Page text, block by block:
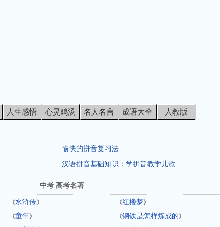
人生感悟 心灵鸡汤 名人名言 成语大全 人教版
愉快的拼音复习法
汉语拼音基础知识：学拼音教学儿歌
中考 高考名著
《水浒传》 《红楼梦》
《童年》 《钢铁是怎样炼成的》